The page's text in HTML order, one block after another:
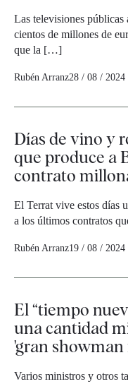
Las televisiones públicas
cientos de millones de
que la […]
Rubén Arranz28 / 08 / 2024
Días de vino y
que produce a
contrato
El Terrat vive estos días
a los últimos contratos
Rubén Arranz19 / 08 / 2024
El “tiempo
una cantidad
'gran
Varios ministros y otros